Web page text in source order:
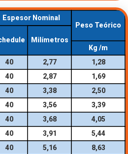
Espesor Nominal
Peso Teórico
Milímetros
Kg /m
40 2,77
1,28
40 2,87
1,69
40 3,38
2,50
40 3,56
3,39
40 3,68
4,05
40 3,91
5,44
40 5,16
8,63